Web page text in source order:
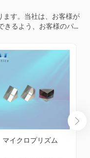
ます。当社は、お客様が
るよう、お客様のパー
マイクロプリズム